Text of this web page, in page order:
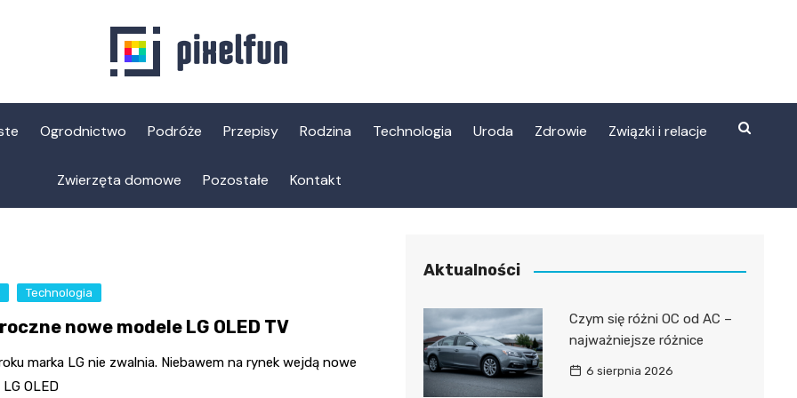
Ogrodnictwo Podróże Przepisy Rodzina Technologia Uroda Zdrowie Związki i relacje
Zwierzęta domowe Pozostałe Kontakt
Technologia
nowe modele LG OLED TV
marka LG nie zwalnia. Niebawem na rynek wejdą nowe
OLED
Aktualności
Czym się różni OC od AC –
najważniejsze różnice
6 sierpnia 2026